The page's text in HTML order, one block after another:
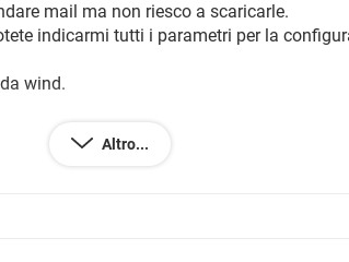
mail ma non riesco a scaricarle.
indicarmi tutti i parametri per la
wind.
Altro...